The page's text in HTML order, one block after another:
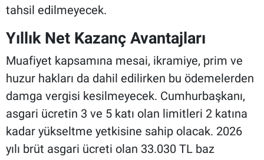
tahsil edilmeyecek.
Yıllık Net Kazanç Avantajları
Muafiyet kapsamına mesai, ikramiye, prim ve
huzur hakları da dahil edilirken bu ödemelerden
damga vergisi kesilmeyecek. Cumhurbaşkanı,
asgari ücretin 3 ve 5 katı olan limitleri 2 katına
kadar yükseltme yetkisine sahip olacak. 2026
yılı brüt asgari ücreti olan 33.030 TL baz